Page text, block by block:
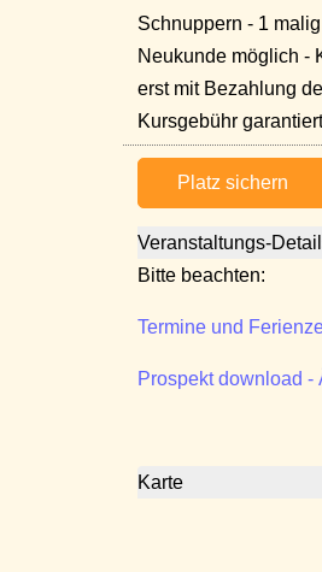
Schnuppern - 1
Neukunde möglich -
erst mit Bezahlung
Kursgebühr garantiert
Platz sichern
Veranstaltungs-
Bitte beachten:
Termine und
Prospekt download -
Karte